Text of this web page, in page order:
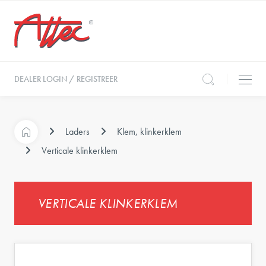
DEALER LOGIN / REGISTREER
Laders
Klem, klinkerklem
Verticale klinkerklem
VERTICALE KLINKERKLEM